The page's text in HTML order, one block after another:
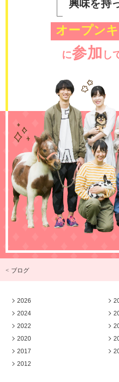
興味を持
オープン
に参加 し
< ブログ
2026
2024
2022
2020
2017
2012